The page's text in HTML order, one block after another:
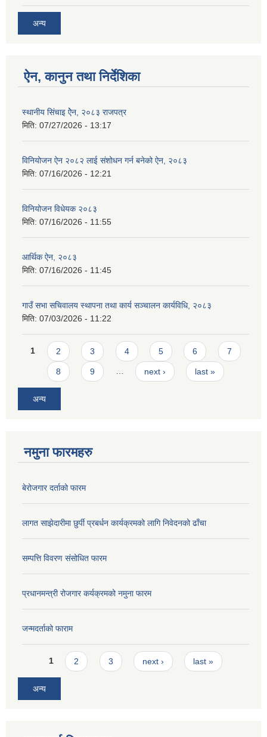
अन्य
ऐन, कानुन तथा निर्देशिका
स्थानीय सिंचाइ ऐेन, २०८३ राजपत्र
मिति: 07/27/2026 - 13:17
विनियोजन ऐन २०८२ लाई संशोधन गर्न बनेको ऐन, २०८३
मिति: 07/16/2026 - 12:21
विनियोजन विधेयक २०८३
मिति: 07/16/2026 - 11:55
आर्थिक ऐन, २०८३
मिति: 07/16/2026 - 11:45
गाउँ सभा सचिवालय स्थापना तथा कार्य सञ्चालन कार्यविधि, २०८३
मिति: 07/03/2026 - 11:22
Pages
1 2 3 4 5 6 7
8 9 … next › last »
अन्य
नमुना फारमहरु
बेरोजगार दर्ताको फारम
लागत साझेदारीमा छुर्पी प्रबर्धन कार्यक्रमको लागि निवेदनको ढाँचा
सम्पत्ति विवरण संसोधित फारम
प्रधानमन्त्री रोजगार कर्यक्रमको नमुना फारम
जन्मदर्ताको फाराम
Pages
1 2 3 next › last »
अन्य